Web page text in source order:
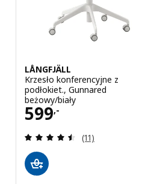
gwiazdki. Łączna liczba recenzji:
LÅNGFJÄLL
Krzesło konferencyjne z
podłokiet., Gunnared
beżowy/biały
599,-
Cena 599,-
Recenzja: 4.5
(11)